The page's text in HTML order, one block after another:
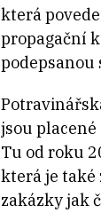
která
propagační
podepsanou
jsou placené
Tu od roku
která je také
zakázky jak